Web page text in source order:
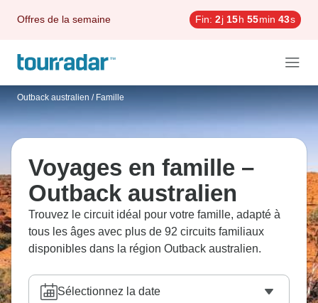
Offres de la semaine Fin: 2j 15h 55min 41s
Outback australien / Famille
Voyages en famille –
Outback australien
Trouvez le circuit idéal pour votre famille, adapté à
tous les âges avec plus de 92 circuits familiaux
disponibles dans la région Outback australien.
Sélectionnez la date